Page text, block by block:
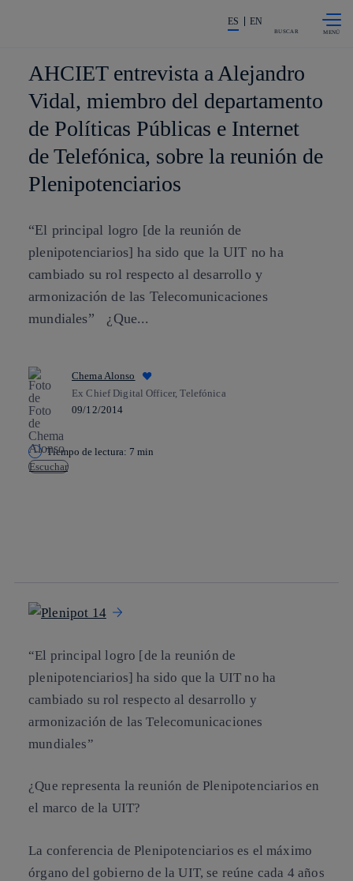
La acción en accionistas e
ES EN
BUSCAR
AHCIET entrevista a Alejandro
Vidal, miembro del departamento
de Políticas Públicas e Internet
de Telefónica, sobre la reunión de
Plenipotenciarios
“El principal logro [de la reunión de
plenipotenciarios] ha sido que la UIT no ha
cambiado su rol respecto al desarrollo y
armonización de las Telecomunicaciones
mundiales” ¿Que...
Chema Alonso
Ex Chief Digital Officer, Telefónica
09/12/2014
Tiempo de lectura: 7 min
Escuchar
“El principal logro [de la reunión de
plenipotenciarios] ha sido que la UIT no ha
cambiado su rol respecto al desarrollo y
armonización de las Telecomunicaciones
mundiales”
¿Que representa la reunión de Plenipotenciarios en
el marco de la UIT?
La conferencia de Plenipotenciarios es el máximo
órgano del gobierno de la UIT, se reúne cada 4 años